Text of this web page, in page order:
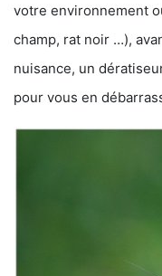
votre environnement
champ, rat noir …),
nuisance, un
pour vous en